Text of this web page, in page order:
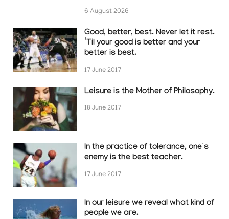
6 August 2026
Good, better, best. Never let it rest.
‘Til your good is better and your
better is best.
17 June 2017
Leisure is the Mother of Philosophy.
18 June 2017
In the practice of tolerance, one’s
enemy is the best teacher.
17 June 2017
In our leisure we reveal what kind of
people we are.